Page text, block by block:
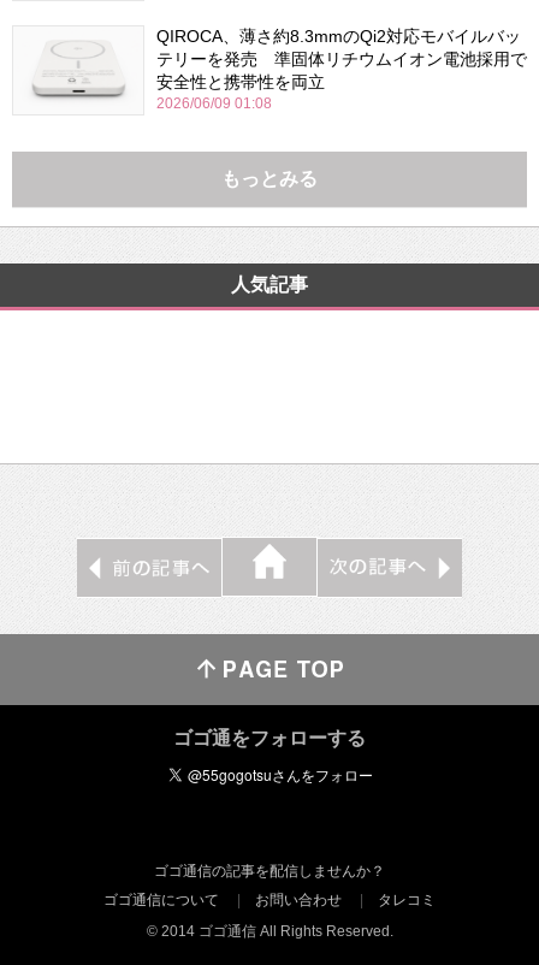
QIROCA、薄さ約8.3mmのQi2対応モバイルバッ
テリーを発売 準固体リチウムイオン電池採用で
安全性と携帯性を両立
2026/06/09 01:08
もっとみる
人気記事
ゴゴ通をフォローする
ゴゴ通信の記事を配信しませんか？
ゴゴ通信について
お問い合わせ
タレコミ
© 2014 ゴゴ通信 All Rights Reserved.